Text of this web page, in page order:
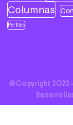
Columnas
Perfiles
©Copyright 2023